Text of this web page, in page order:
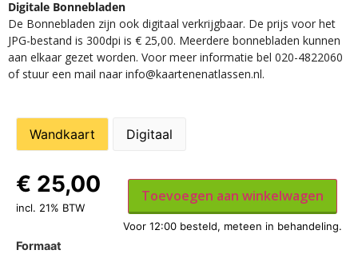
Digitale Bonnebladen
De Bonnebladen zijn ook digitaal verkrijgbaar. De prijs voor het
JPG-bestand is 300dpi is € 25,00. Meerdere bonnebladen kunnen
aan elkaar gezet worden. Voor meer informatie bel 020-4822060
of stuur een mail naar info@kaartenenatlassen.nl.
Wandkaart Digitaal
Formaat
€ 25,00
incl. 21% BTW
Toevoegen aan winkelwagen